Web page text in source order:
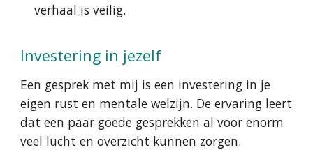
verhaal is veilig.
Investering in jezelf
Een gesprek met mij is een investering in je
eigen rust en mentale welzijn. De ervaring leert
dat een paar goede gesprekken al voor enorm
veel lucht en overzicht kunnen zorgen.